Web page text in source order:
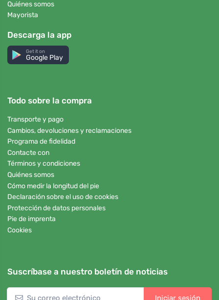
Quiénes somos
Mayorista
Descarga la app
Get it on
Google Play
Todo sobre la compra
Transporte y pago
Cambios, devoluciones y reclamaciones
Programa de fidelidad
Contacte con
Términos y condiciones
Quiénes somos
Cómo medir la longitud del pie
Declaración sobre el uso de cookies
Protección de datos personales
Pie de imprenta
Cookies
Suscríbase a nuestro boletín de noticias
Iniciar sesión